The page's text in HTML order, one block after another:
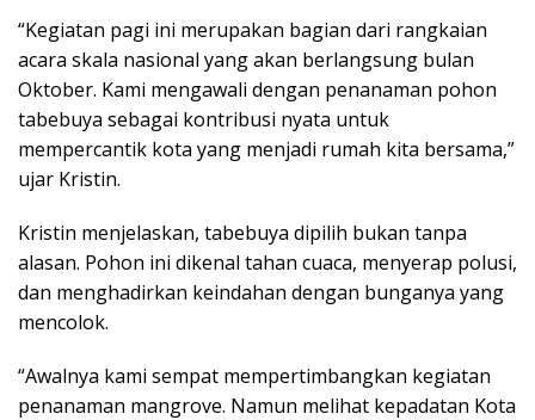
“Kegiatan pagi ini merupakan bagian dari rangkaian
acara skala nasional yang akan berlangsung bulan
Oktober. Kami mengawali dengan penanaman pohon
tabebuya sebagai kontribusi nyata untuk
mempercantik kota yang menjadi rumah kita bersama,”
ujar Kristin.
Kristin menjelaskan, tabebuya dipilih bukan tanpa
alasan. Pohon ini dikenal tahan cuaca, menyerap polusi,
dan menghadirkan keindahan dengan bunganya yang
mencolok.
“Awalnya kami sempat mempertimbangkan kegiatan
penanaman mangrove. Namun melihat kepadatan Kota